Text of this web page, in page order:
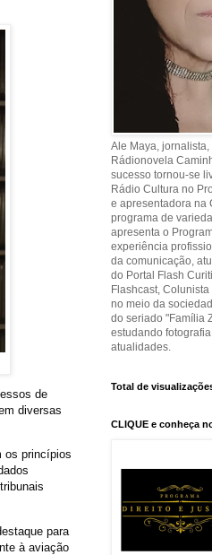
de
diversas
os princípios
para
à aviação
Ale Maya,
Rádionovela
sucesso tornou-se
Rádio Cultura no
e apresentadora na
programa de
apresenta o
experiência
da comunicação,
do Portal Flash
Flashcast,
no meio da
do seriado "Família
estudando
atualidades.
Total de
CLIQUE e conheça